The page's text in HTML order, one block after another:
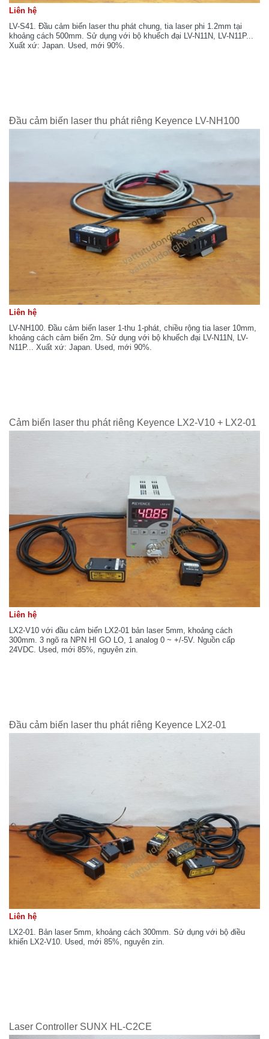
Liên hệ
LV-S41. Đầu cảm biến laser thu phát chung, tia laser phi 1.2mm tại
khoảng cách 500mm. Sử dụng với bộ khuếch đại LV-N11N, LV-N11P...
Xuất xứ: Japan. Used, mới 90%.
Đầu cảm biến laser thu phát riêng Keyence LV-NH100
Liên hệ
LV-NH100. Đầu cảm biến laser 1-thu 1-phát, chiều rộng tia laser 10mm,
khoảng cách cảm biến 2m. Sử dụng với bộ khuếch đại LV-N11N, LV-
N11P... Xuất xứ: Japan. Used, mới 90%.
Cảm biến laser thu phát riêng Keyence LX2-V10 + LX2-01
Liên hệ
LX2-V10 với đầu cảm biến LX2-01 bản laser 5mm, khoảng cách
300mm. 3 ngõ ra NPN HI GO LO, 1 analog 0 ~ +/-5V. Nguồn cấp
24VDC. Used, mới 85%, nguyên zin.
Đầu cảm biến laser thu phát riêng Keyence LX2-01
Liên hệ
LX2-01. Bản laser 5mm, khoảng cách 300mm. Sử dụng với bộ điều
khiển LX2-V10. Used, mới 85%, nguyên zin.
Laser Controller SUNX HL-C2CE